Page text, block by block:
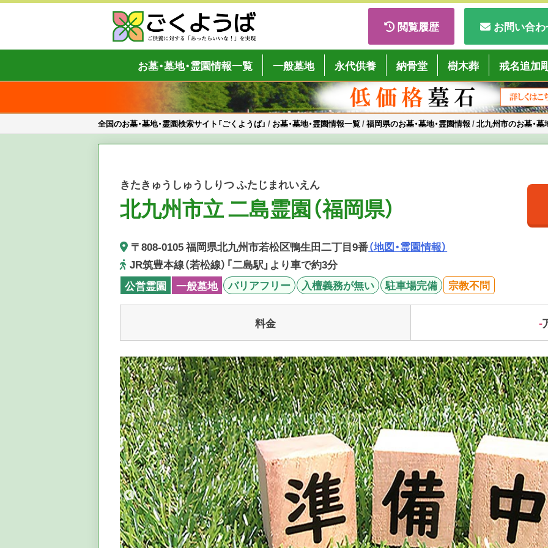
Skip
全国のお墓・墓地・霊園検索サイト「ごくようば」
ご供養をもっと身近に
閲覧履歴 お問い合
お墓・墓地・霊園情報一覧 一般墓地 永代供養 納骨堂 樹木葬 戒名追加
全国のお墓・墓地・霊園検索サイト「ごくようば」 / お墓・墓地・霊園情報一覧/福岡県のお墓・墓地・霊園情報 /北九州市のお墓・墓
きたきゅうしゅうしりつ ふたじまれいえん
北九州市立 二島霊園（福岡県）
〒808-0105 福岡県北九州市若松区鴨生田二丁目9番（地図・霊園情報）
JR筑豊本線（若松線）「二島駅」より車で約3分
公営霊園
一般墓地 バリアフリー 入檀義務が無い 駐車場完備 宗教不問
料金 -